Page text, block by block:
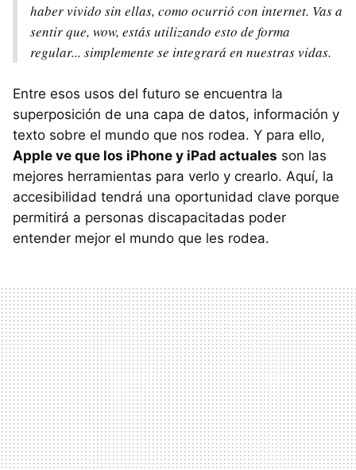
haber vivido sin ellas, como ocurrió con internet. Vas a
sentir que, wow, estás utilizando esto de forma
regular... simplemente se integrará en nuestras vidas.
Entre esos usos del futuro se encuentra la
superposición de una capa de datos, información y
texto sobre el mundo que nos rodea. Y para ello,
Apple ve que los iPhone y iPad actuales son las
mejores herramientas para verlo y crearlo. Aquí, la
accesibilidad tendrá una oportunidad clave porque
permitirá a personas discapacitadas poder
entender mejor el mundo que les rodea.